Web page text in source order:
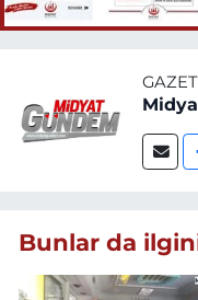
Bunlar da